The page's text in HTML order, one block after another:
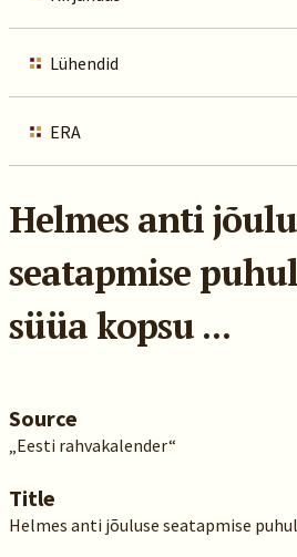
Lühendid
ERA
Helmes anti
seatapmise
süüa kopsu ...
Source
„Eesti rahvakalender“
Title
Helmes anti jõuluse seatapmise